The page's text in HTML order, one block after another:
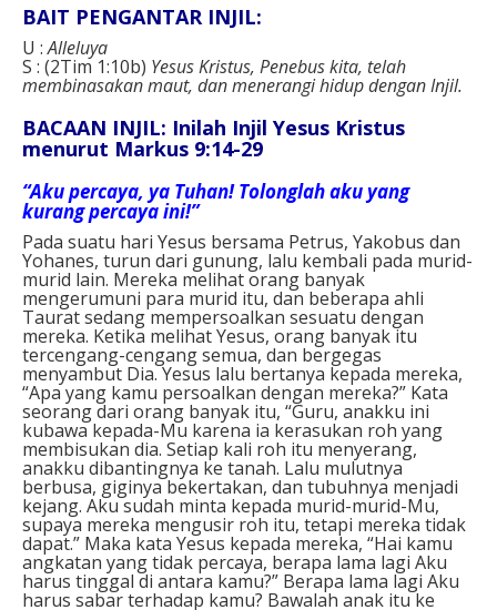
BAIT PENGANTAR INJIL:
U :Alleluya
S : (2Tim 1:10b) Yesus Kristus, Penebus kita, telah
membinasakan maut, dan menerangi hidup dengan Injil.
BACAAN INJIL: Inilah Injil Yesus Kristus
menurut Markus 9:14-29
“Aku percaya, ya Tuhan! Tolonglah aku yang
kurang percaya ini!”
Pada suatu hari Yesus bersama Petrus, Yakobus dan
Yohanes, turun dari gunung, lalu kembali pada murid-
murid lain. Mereka melihat orang banyak
mengerumuni para murid itu, dan beberapa ahli
Taurat sedang mempersoalkan sesuatu dengan
mereka. Ketika melihat Yesus, orang banyak itu
tercengang-cengang semua, dan bergegas
menyambut Dia. Yesus lalu bertanya kepada mereka,
“Apa yang kamu persoalkan dengan mereka?” Kata
seorang dari orang banyak itu, “Guru, anakku ini
kubawa kepada-Mu karena ia kerasukan roh yang
membisukan dia. Setiap kali roh itu menyerang,
anakku dibantingnya ke tanah. Lalu mulutnya
berbusa, giginya bekertakan, dan tubuhnya menjadi
kejang. Aku sudah minta kepada murid-murid-Mu,
supaya mereka mengusir roh itu, tetapi mereka tidak
dapat.” Maka kata Yesus kepada mereka, “Hai kamu
angkatan yang tidak percaya, berapa lama lagi Aku
harus tinggal di antara kamu?” Berapa lama lagi Aku
harus sabar terhadap kamu? Bawalah anak itu ke